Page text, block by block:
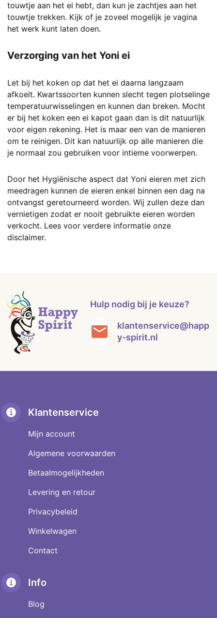
touwtje aan het ei hebt, dan kun je zachtjes aan het
touwtje trekken. Kijk of je zoveel mogelijk je vagina
het werk kunt laten doen.
Verzorging van het Yoni ei
Let bij het koken op dat het ei daarna langzaam
afkoelt. Kwartssoorten kunnen slecht tegen plotselinge
temperatuurwisselingen en kunnen dan breken. Mocht
er bij het koken een ei kapot gaan dan is dit natuurlijk
voor eigen rekening. Het is maar een van de manieren
om te reinigen. Dit kan natuurlijk op alle manieren die
je normaal zou gebruiken voor intieme voorwerpen.
Door het Hygiënische aspect dat Yoni eieren met zich
meedragen kunnen de eieren enkel binnen een dag na
ontvangst geretourneerd worden. Wij zullen deze dan
vernietigen zodat er nooit gebruikte eieren worden
verkocht. Lees voor verdere informatie onze
disclaimer.
Hulp nodig bij je keuze?
klantenservice@happ
y-spirit.nl
Klantenservice
Mijn account
Algemene voorwaarden
Betaalmogelijkheden
Levering en retour
Privacybeleid
Winkelwagen
Contact
Info
Blog